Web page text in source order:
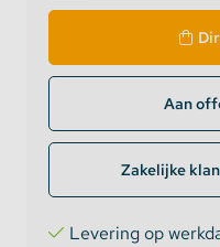
Aan
Zakelijke
Levering op